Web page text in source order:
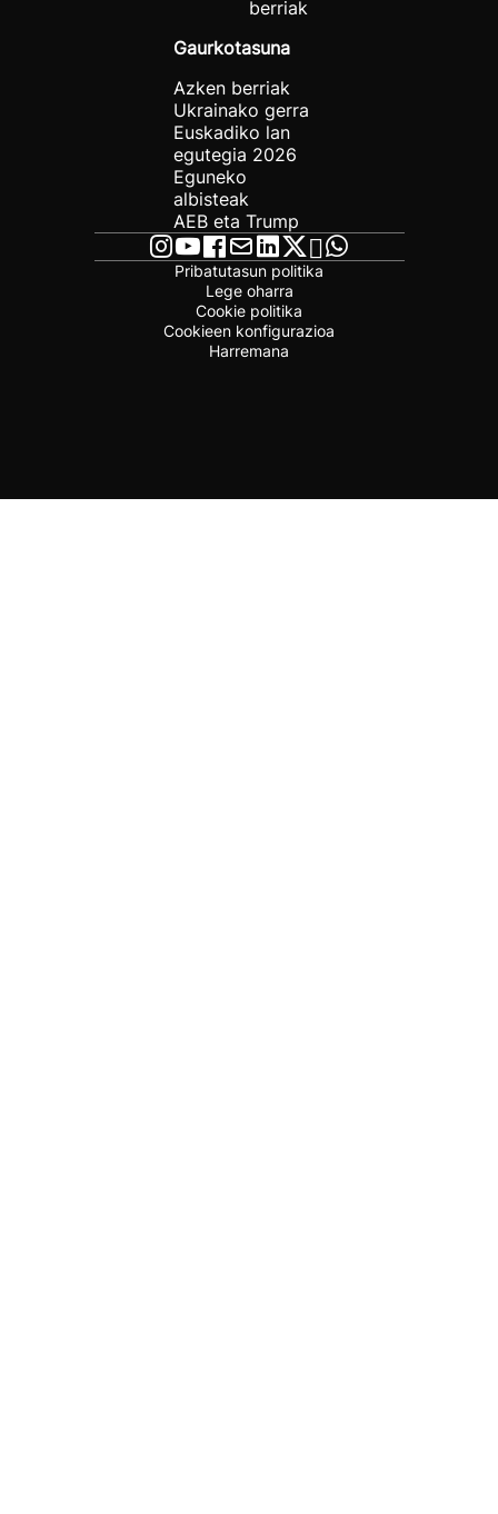
berriak
Gaurkotasuna
Azken berriak
Ukrainako gerra
Euskadiko lan
egutegia 2026
Eguneko
albisteak
AEB eta Trump
Pribatutasun politika
Lege oharra
Cookie politika
Cookieen konfigurazioa
Harremana